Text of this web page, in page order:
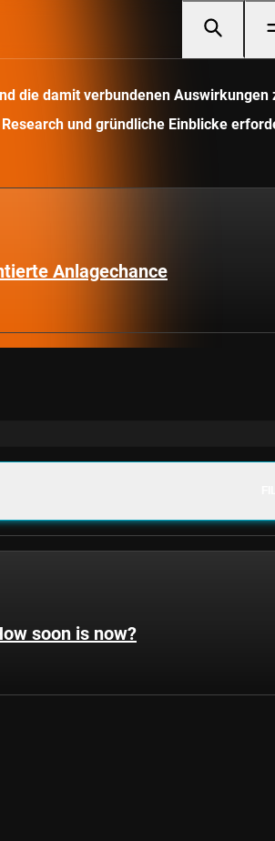
die damit verbundenen
und gründliche Einblicke
Anlagechance
soon is now?